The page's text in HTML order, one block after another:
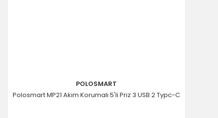
POLOSMART
Polosmart MP21 Akım Korumalı 5'li Priz 3 USB 2 Typc-C